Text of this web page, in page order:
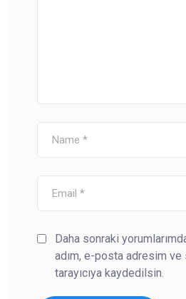
Daha sonraki
adım, e-posta adresim
tarayıcıya kaydedilsin.